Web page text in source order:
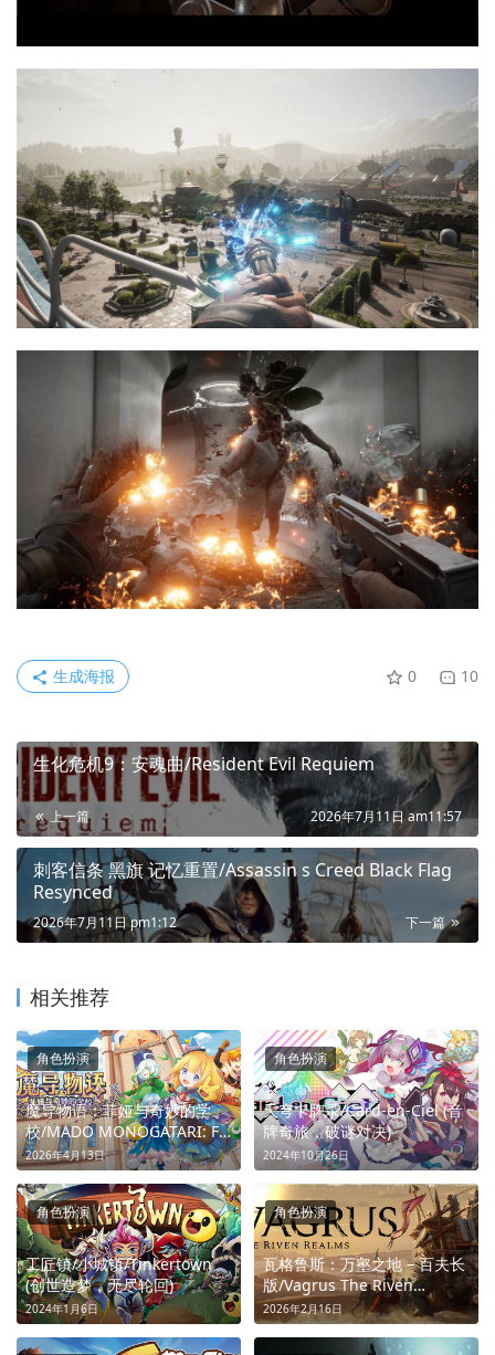
0 10
生成海报
生化危机9：安魂曲/Resident Evil Requiem
上一篇 2026年7月11日 am11:57
刺客信条 黑旗 记忆重置/Assassin s Creed Black Flag
Resynced
下一篇
2026年7月11日 pm1:12
相关推荐
魔导物语：菲娅与奇妙的学
校/MADO MONOGATARI: Fia
and the Wondrous
Academy (好友同行开启魔法
冒险)
2026年4月13日
角色扮演
天穹卡牌录/Card-en-Ciel (音
牌奇旅，破谜对决)
2024年10月26日
角色扮演
工匠镇/小城镇/Tinkertown
(创世造梦，无尽轮回)
2024年1月6日
角色扮演
瓦格鲁斯：万壑之地 – 百夫长
版/Vagrus The Riven
Realms (废土商战，回合求生)
2026年2月16日
角色扮演